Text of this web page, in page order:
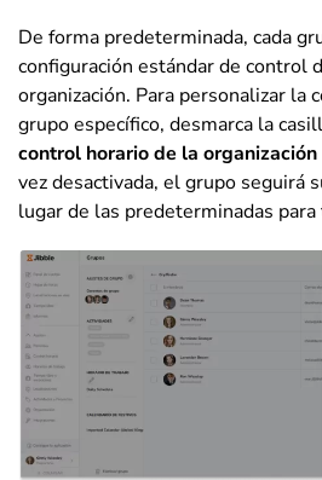
De forma predeterminada, cada
configuración estándar de control
organización. Para personalizar la
grupo específico, desmarca la
control horario de la
vez desactivada, el grupo seguirá
lugar de las predeterminadas para